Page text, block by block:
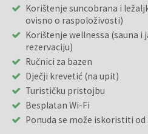
Korištenje suncobrana i
ovisno o raspoloživosti)
Korištenje wellnessa (sauna i
rezervaciju)
Ručnici za bazen
Dječji krevetić (na upit)
Turističku pristojbu
Besplatan Wi-Fi
Ponuda se može iskoristiti od